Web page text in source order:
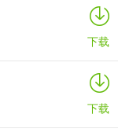
下载
下载